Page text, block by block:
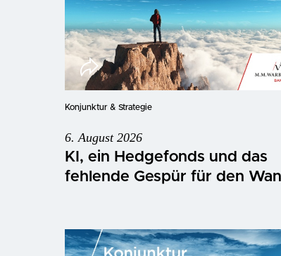
Konjunktur & Strategie
6. August 2026
KI, ein Hedgefonds und das
fehlende Gespür für den